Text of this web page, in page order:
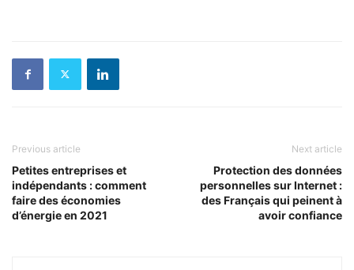
Previous article
Petites entreprises et
indépendants : comment
faire des économies
d’énergie en 2021
Next article
Protection des données
personnelles sur Internet :
des Français qui peinent à
avoir confiance